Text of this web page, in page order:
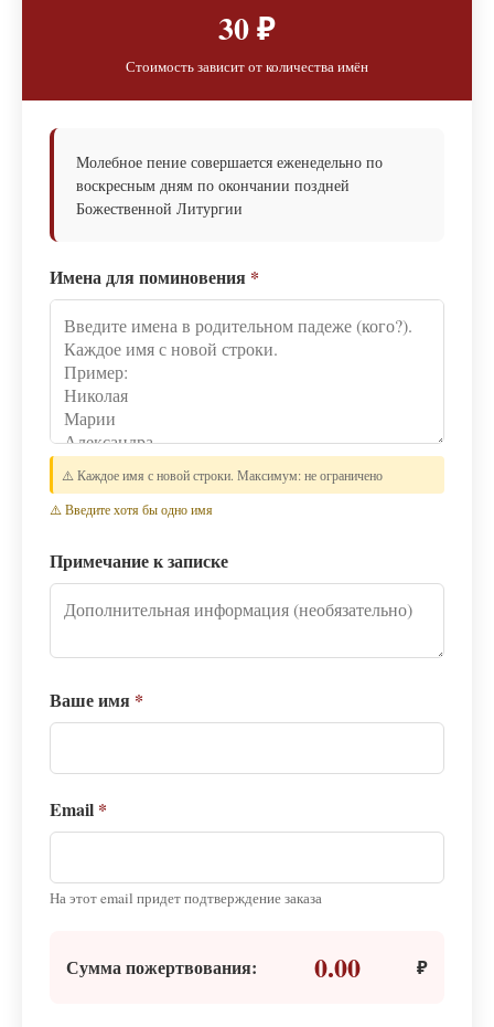
30 ₽
Стоимость зависит от количества имён
Молебное пение совершается еженедельно по
воскресным дням по окончании поздней
Божественной Литургии
Имена для поминовения *
⚠️ Каждое имя с новой строки. Максимум: не ограничено
⚠️ Введите хотя бы одно имя
Примечание к записке
Ваше имя *
Email *
На этот email придет подтверждение заказа
Сумма пожертвования: 0.00 ₽